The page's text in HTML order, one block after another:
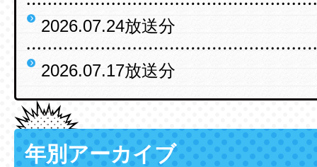
2026.07.24放送分
2026.07.17放送分
年別アーカイブ